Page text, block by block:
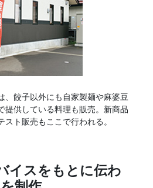
、餃子以外にも自家製麺や麻婆豆
提供している料理も販売。新商品
ト販売もここで行われる。
イスをもとに伝わ